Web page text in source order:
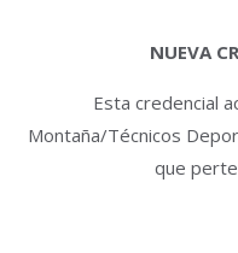
NUEVA
Esta credencial
Montaña/Técnicos
que